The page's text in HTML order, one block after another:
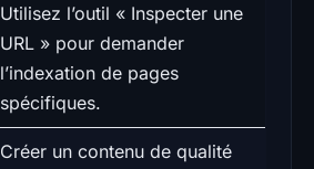
Utilisez l’outil « Inspecter une
URL » pour demander
l’indexation de pages
spécifiques.
Créer un contenu de qualité